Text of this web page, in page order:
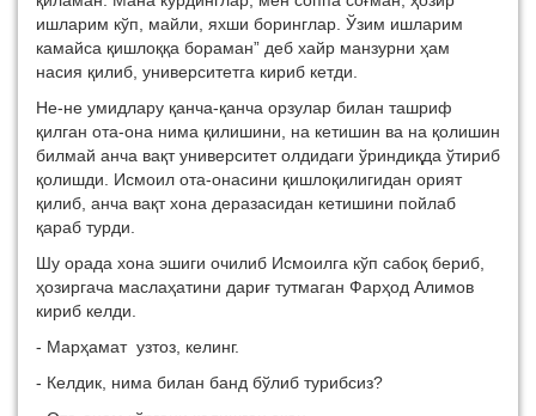
ишларим кўп, майли, яхши боринглар. Ўзим ишларим
камайса қишлоққа бораман” деб хайр манзурни ҳам
насия қилиб, университетга кириб кетди.
Не-не умидлару қанча-қанча орзулар билан ташриф
қилган ота-она нима қилишини, на кетишин ва на қолишин
билмай анча вақт университет олдидаги ўриндиқда ўтириб
қолишди. Исмоил ота-онасини қишлоқилигидан орият
қилиб, анча вақт хона деразасидан кетишини пойлаб
қараб турди.
Шу орада хона эшиги очилиб Исмоилга кўп сабоқ бериб,
ҳозиргача маслаҳатини дариғ тутмаган Фарҳод Алимов
кириб келди.
- Марҳамат узтоз, келинг.
- Келдик, нима билан банд бўлиб турибсиз?